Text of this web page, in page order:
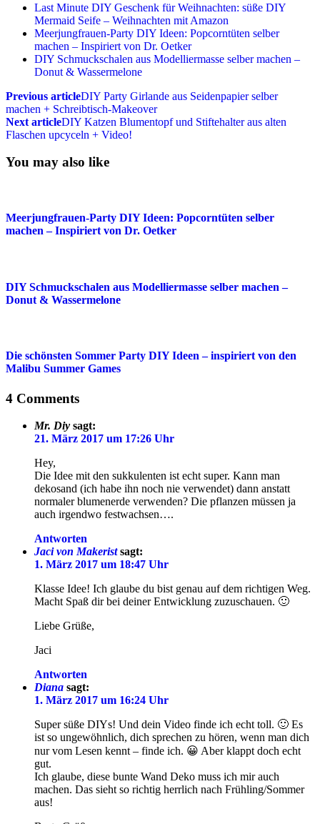
Last Minute DIY Geschenk für Weihnachten: süße DIY
Mermaid Seife – Weihnachten mit Amazon
Meerjungfrauen-Party DIY Ideen: Popcorntüten selber
machen – Inspiriert von Dr. Oetker
DIY Schmuckschalen aus Modelliermasse selber machen –
Donut & Wassermelone
Previous articleDIY Party Girlande aus Seidenpapier selber
machen + Schreibtisch-Makeover
Next articleDIY Katzen Blumentopf und Stiftehalter aus alten
Flaschen upcyceln + Video!
You may also like
Meerjungfrauen-Party DIY Ideen: Popcorntüten selber
machen – Inspiriert von Dr. Oetker
DIY Schmuckschalen aus Modelliermasse selber machen –
Donut & Wassermelone
Die schönsten Sommer Party DIY Ideen – inspiriert von den
Malibu Summer Games
4 Comments
Mr. Diy sagt:
21. März 2017 um 17:26 Uhr
Hey,
Die Idee mit den sukkulenten ist echt super. Kann man
dekosand (ich habe ihn noch nie verwendet) dann anstatt
normaler blumenerde verwenden? Die pflanzen müssen ja
auch irgendwo festwachsen….
Antworten
Jaci von Makerist sagt:
1. März 2017 um 18:47 Uhr
Klasse Idee! Ich glaube du bist genau auf dem richtigen Weg.
Macht Spaß dir bei deiner Entwicklung zuzuschauen. 🙂
Liebe Grüße,
Jaci
Antworten
Diana sagt:
1. März 2017 um 16:24 Uhr
Super süße DIYs! Und dein Video finde ich echt toll. 🙂 Es
ist so ungewöhnlich, dich sprechen zu hören, wenn man dich
nur vom Lesen kennt – finde ich. 😀 Aber klappt doch echt
gut.
Ich glaube, diese bunte Wand Deko muss ich mir auch
machen. Das sieht so richtig herrlich nach Frühling/Sommer
aus!